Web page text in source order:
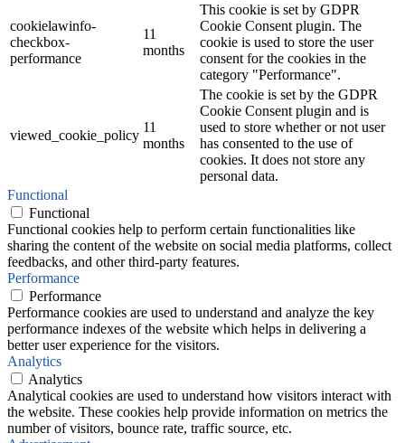
cookielawinfo-
checkbox-
performance
11
months
This cookie is set by GDPR
Cookie Consent plugin. The
cookie is used to store the user
consent for the cookies in the
category "Performance".
viewed_cookie_policy
11
months
The cookie is set by the GDPR
Cookie Consent plugin and is
used to store whether or not user
has consented to the use of
cookies. It does not store any
personal data.
Functional
Functional
Functional cookies help to perform certain functionalities like
sharing the content of the website on social media platforms, collect
feedbacks, and other third-party features.
Performance
Performance
Performance cookies are used to understand and analyze the key
performance indexes of the website which helps in delivering a
better user experience for the visitors.
Analytics
Analytics
Analytical cookies are used to understand how visitors interact with
the website. These cookies help provide information on metrics the
number of visitors, bounce rate, traffic source, etc.